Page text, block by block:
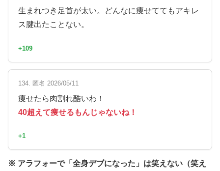
生まれつき足首が太い。どんなに痩せててもアキレ
ス腱出たことない。
+109
134. 匿名 2026/05/11
痩せたら肉割れ酷いわ！
40超えて痩せるもんじゃないね！
+1
※ アラフォーで「全身デブになった」は笑えない（笑え